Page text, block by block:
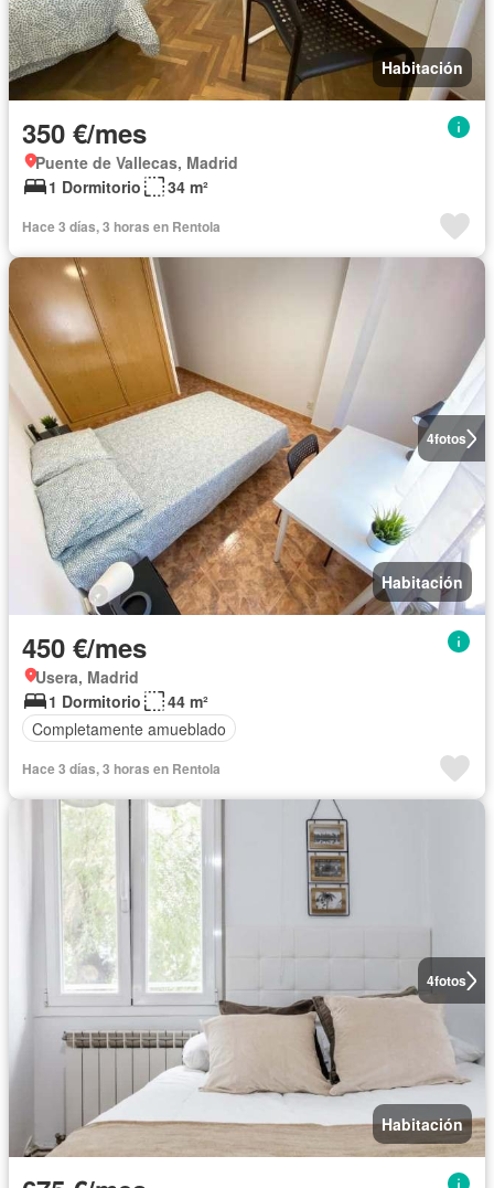
Habitación
350 €/mes
Puente de Vallecas, Madrid
1 Dormitorio
34 m²
Hace 3 días, 3 horas en Rentola
4fotos
Habitación
450 €/mes
Usera, Madrid
1 Dormitorio
44 m²
Completamente amueblado
Hace 3 días, 3 horas en Rentola
4fotos
Habitación